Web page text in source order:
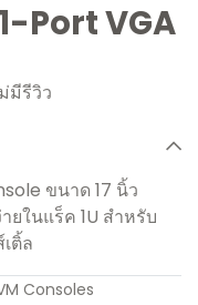
Port VGA
มีรีวิว
ขนาด 17 นิ้ว
ยในแร็ค 1U สำหรับ
ติ้ล
Consoles